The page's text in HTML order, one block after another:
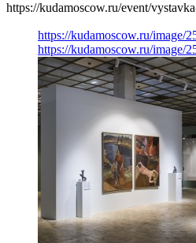
https://kudamoscow.ru/event/
https://kudamoscow.ru/image/
https://kudamoscow.ru/image/